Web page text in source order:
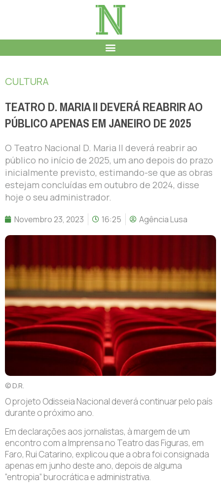
CULTURA
TEATRO D. MARIA II DEVERÁ REABRIR AO
PÚBLICO APENAS EM JANEIRO DE 2025
O Teatro Nacional D. Maria II deverá reabrir ao
público no início de 2025, um ano depois do prazo
inicialmente previsto, estimando-se que as obras
estejam concluídas em outubro de 2024, disse
hoje o seu administrador.
Novembro 23, 2023 16:25 Agência Lusa
© D.R.
O projeto Odisseia Nacional deverá continuar pelo país
durante o próximo ano.
Em declarações aos jornalistas, à margem de um
encontro com a Imprensa no Teatro das Figuras, em
Faro, Rui Catarino, explicou que a obra foi consignada
apenas em junho deste ano, depois de alguma
“entropia” burocrática e administrativa.